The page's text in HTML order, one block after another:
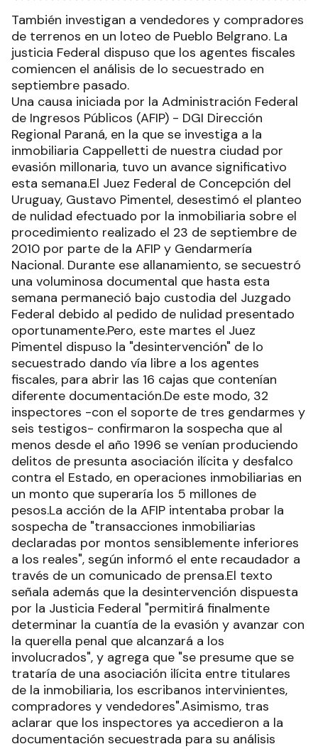
También investigan a vendedores y compradores
de terrenos en un loteo de Pueblo Belgrano. La
justicia Federal dispuso que los agentes fiscales
comiencen el análisis de lo secuestrado en
septiembre pasado.
Una causa iniciada por la Administración Federal
de Ingresos Públicos (AFIP) - DGI Dirección
Regional Paraná, en la que se investiga a la
inmobiliaria Cappelletti de nuestra ciudad por
evasión millonaria, tuvo un avance significativo
esta semana.El Juez Federal de Concepción del
Uruguay, Gustavo Pimentel, desestimó el planteo
de nulidad efectuado por la inmobiliaria sobre el
procedimiento realizado el 23 de septiembre de
2010 por parte de la AFIP y Gendarmería
Nacional. Durante ese allanamiento, se secuestró
una voluminosa documental que hasta esta
semana permaneció bajo custodia del Juzgado
Federal debido al pedido de nulidad presentado
oportunamente.Pero, este martes el Juez
Pimentel dispuso la "desintervención" de lo
secuestrado dando vía libre a los agentes
fiscales, para abrir las 16 cajas que contenían
diferente documentación.De este modo, 32
inspectores -con el soporte de tres gendarmes y
seis testigos- confirmaron la sospecha que al
menos desde el año 1996 se venían produciendo
delitos de presunta asociación ilícita y desfalco
contra el Estado, en operaciones inmobiliarias en
un monto que superaría los 5 millones de
pesos.La acción de la AFIP intentaba probar la
sospecha de "transacciones inmobiliarias
declaradas por montos sensiblemente inferiores
a los reales", según informó el ente recaudador a
través de un comunicado de prensa.El texto
señala además que la desintervención dispuesta
por la Justicia Federal "permitirá finalmente
determinar la cuantía de la evasión y avanzar con
la querella penal que alcanzará a los
involucrados", y agrega que "se presume que se
trataría de una asociación ilícita entre titulares
de la inmobiliaria, los escribanos intervinientes,
compradores y vendedores".Asimismo, tras
aclarar que los inspectores ya accedieron a la
documentación secuestrada para su análisis